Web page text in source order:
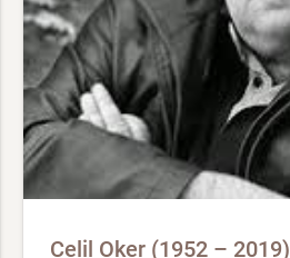
Celil Oker (1952 – 2019)